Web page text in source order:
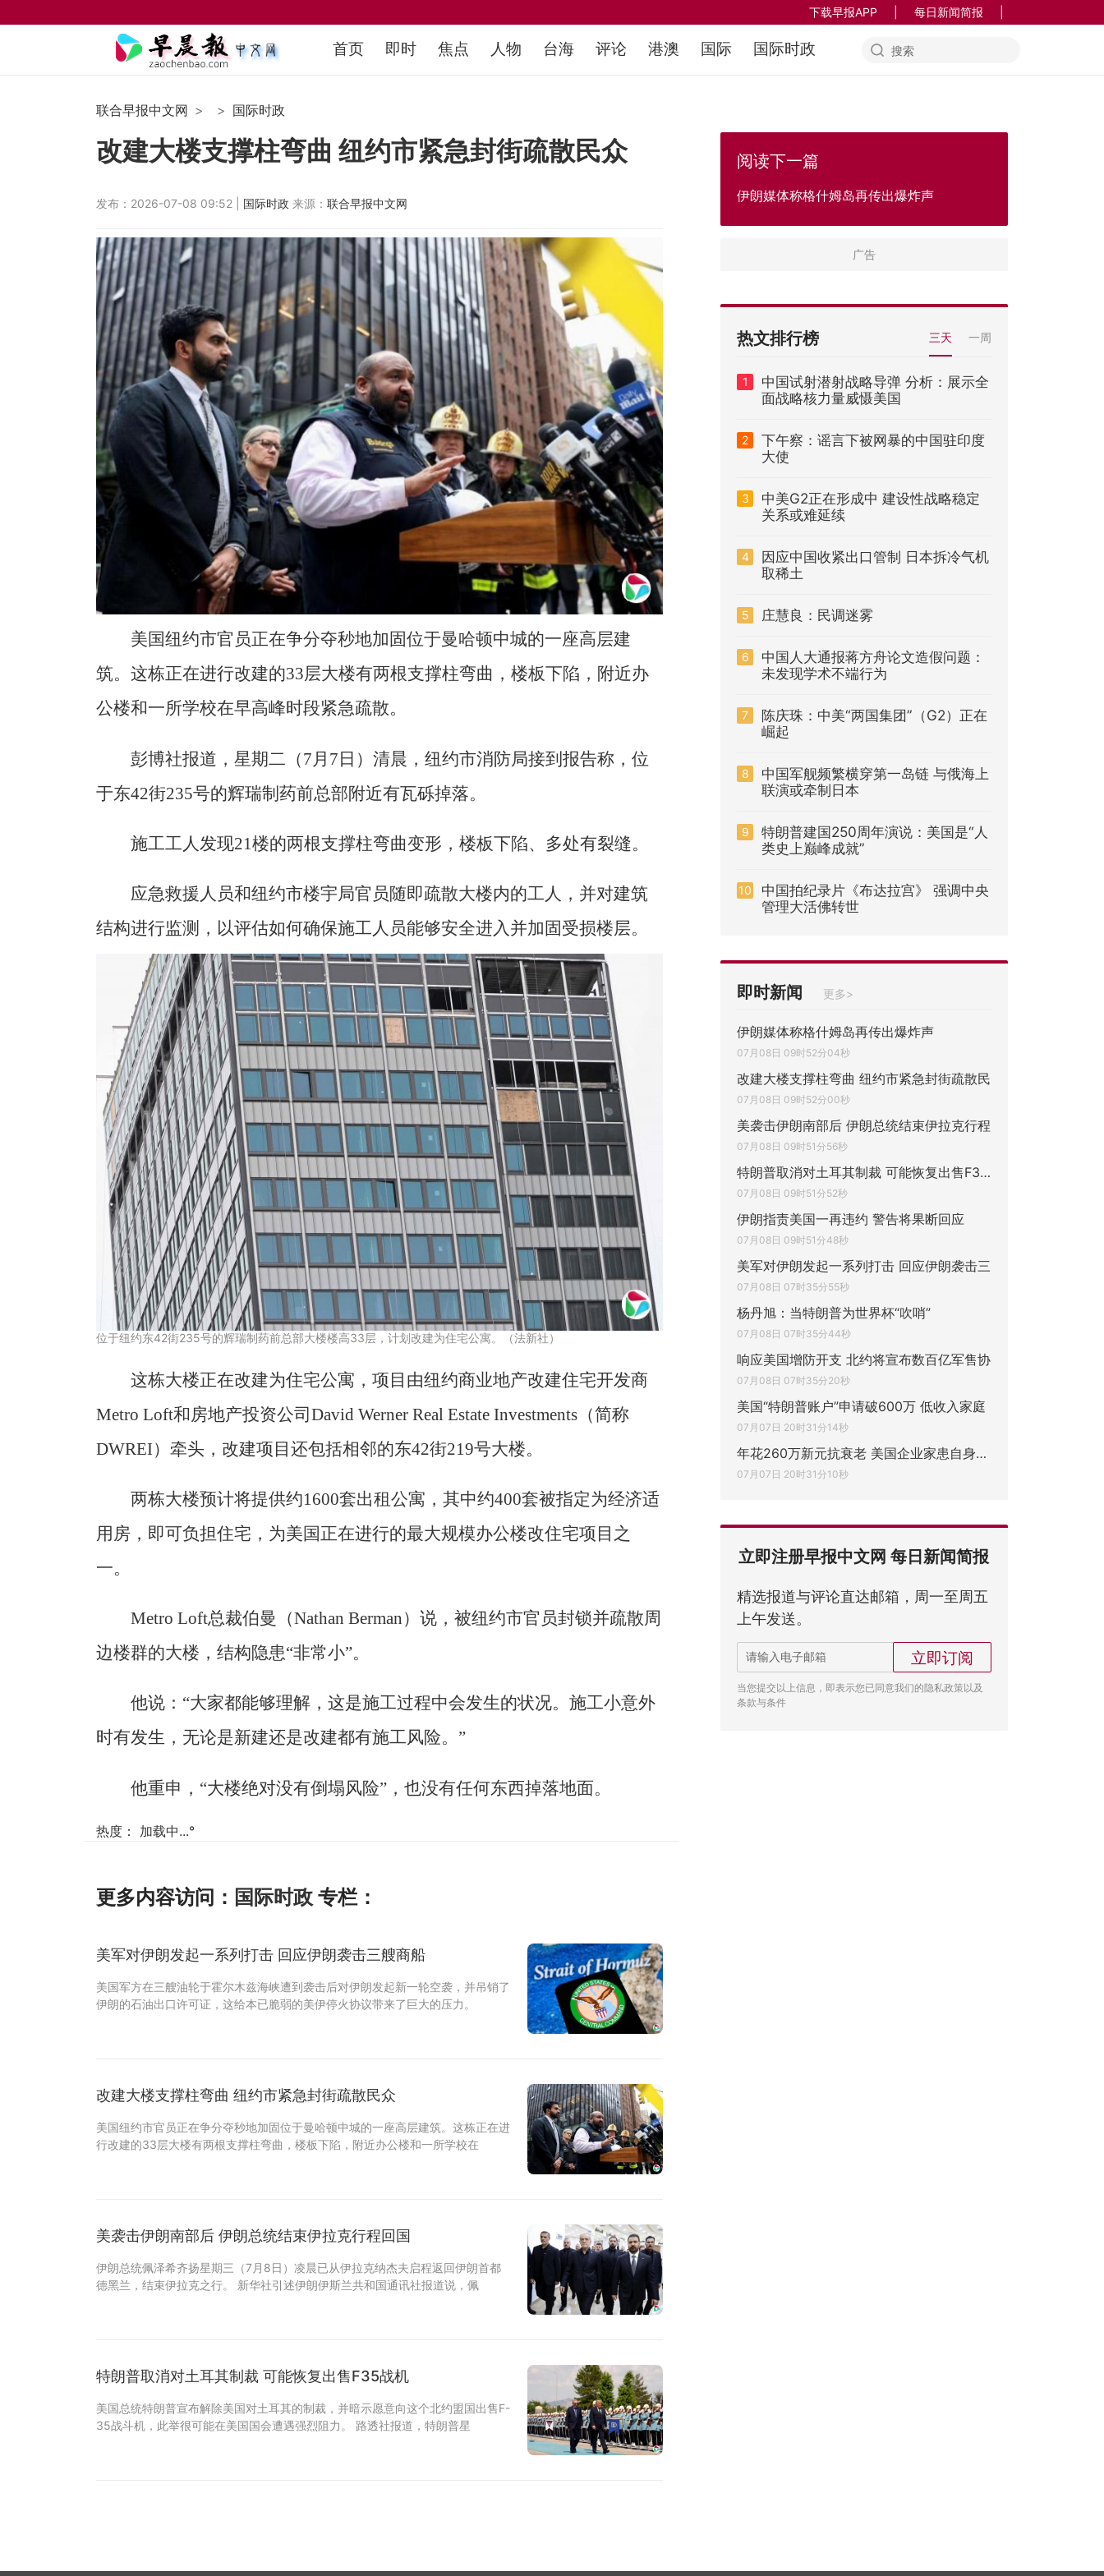
下载早报APP 每日新闻简报
首页 即时 焦点 人物 台海 评论 港澳 国际 国际时政
联合早报中文网 国际时政
改建大楼支撑柱弯曲 纽约市紧急封街疏散民众
发布：2026-07-08 09:52 | 国际时政 来源： 联合早报中文网
美国纽约市官员正在争分夺秒地加固位于曼哈顿中城的一座高层建
筑。这栋正在进行改建的33层大楼有两根支撑柱弯曲，楼板下陷，附近办
公楼和一所学校在早高峰时段紧急疏散。
彭博社报道，星期二（7月7日）清晨，纽约市消防局接到报告称，位
于东42街235号的辉瑞制药前总部附近有瓦砾掉落。
施工工人发现21楼的两根支撑柱弯曲变形，楼板下陷、多处有裂缝。
应急救援人员和纽约市楼宇局官员随即疏散大楼内的工人，并对建筑
结构进行监测，以评估如何确保施工人员能够安全进入并加固受损楼层。
位于纽约东42街235号的辉瑞制药前总部大楼楼高33层，计划改建为住宅公寓。（法新社）
这栋大楼正在改建为住宅公寓，项目由纽约商业地产改建住宅开发商
Metro Loft和房地产投资公司David Werner Real Estate Investments（简称
DWREI）牵头，改建项目还包括相邻的东42街219号大楼。
两栋大楼预计将提供约1600套出租公寓，其中约400套被指定为经济适
用房，即可负担住宅，为美国正在进行的最大规模办公楼改住宅项目之
一。
Metro Loft总裁伯曼（Nathan Berman）说，被纽约市官员封锁并疏散周
边楼群的大楼，结构隐患“非常小”。
他说：“大家都能够理解，这是施工过程中会发生的状况。施工小意外
时有发生，无论是新建还是改建都有施工风险。”
他重申，“大楼绝对没有倒塌风险”，也没有任何东西掉落地面。
热度： 加载中...°
更多内容访问： 国际时政 专栏：
美军对伊朗发起一系列打击 回应伊朗袭击三艘商船
美国军方在三艘油轮于霍尔木兹海峡遭到袭击后对伊朗发起新一轮空袭，并吊销了
伊朗的石油出口许可证，这给本已脆弱的美伊停火协议带来了巨大的压力。
改建大楼支撑柱弯曲 纽约市紧急封街疏散民众
美国纽约市官员正在争分夺秒地加固位于曼哈顿中城的一座高层建筑。这栋正在进
行改建的33层大楼有两根支撑柱弯曲，楼板下陷，附近办公楼和一所学校在
美袭击伊朗南部后 伊朗总统结束伊拉克行程回国
伊朗总统佩泽希齐扬星期三（7月8日）凌晨已从伊拉克纳杰夫启程返回伊朗首都
德黑兰，结束伊拉克之行。 新华社引述伊朗伊斯兰共和国通讯社报道说，佩
特朗普取消对土耳其制裁 可能恢复出售F35战机
美国总统特朗普宣布解除美国对土耳其的制裁，并暗示愿意向这个北约盟国出售F-
35战斗机，此举很可能在美国国会遭遇强烈阻力。 路透社报道，特朗普星
阅读下一篇
伊朗媒体称格什姆岛再传出爆炸声
热文排行榜 三天 一周
1
中国试射潜射战略导弹 分析：展示全
面战略核力量威慑美国
2
下午察：谣言下被网暴的中国驻印度
大使
3
中美G2正在形成中 建设性战略稳定
关系或难延续
4
因应中国收紧出口管制 日本拆冷气机
取稀土
5 庄慧良：民调迷雾
6
中国人大通报蒋方舟论文造假问题：
未发现学术不端行为
7
陈庆珠：中美“两国集团”（G2）正在
崛起
8
中国军舰频繁横穿第一岛链 与俄海上
联演或牵制日本
9
特朗普建国250周年演说：美国是“人
类史上巅峰成就”
10
中国拍纪录片《布达拉宫》 强调中央
管理大活佛转世
即时新闻 更多>
伊朗媒体称格什姆岛再传出爆炸声
07月08日 09时52分04秒
改建大楼支撑柱弯曲 纽约市紧急封街疏散民
07月08日 09时52分00秒
美袭击伊朗南部后 伊朗总统结束伊拉克行程
07月08日 09时51分56秒
特朗普取消对土耳其制裁 可能恢复出售F35战
07月08日 09时51分52秒
伊朗指责美国一再违约 警告将果断回应
07月08日 09时51分48秒
美军对伊朗发起一系列打击 回应伊朗袭击三
07月08日 07时35分55秒
杨丹旭：当特朗普为世界杯“吹哨”
07月08日 07时35分44秒
响应美国增防开支 北约将宣布数百亿军售协
07月08日 07时35分20秒
美国“特朗普账户”申请破600万 低收入家庭
07月07日 20时31分14秒
年花260万新元抗衰老 美国企业家患自身免疫
07月07日 20时31分10秒
立即注册早报中文网 每日新闻简报
精选报道与评论直达邮箱，周一至周五
上午发送。
立即订阅
当您提交以上信息，即表示您已同意我们的隐私政策以及
条款与条件